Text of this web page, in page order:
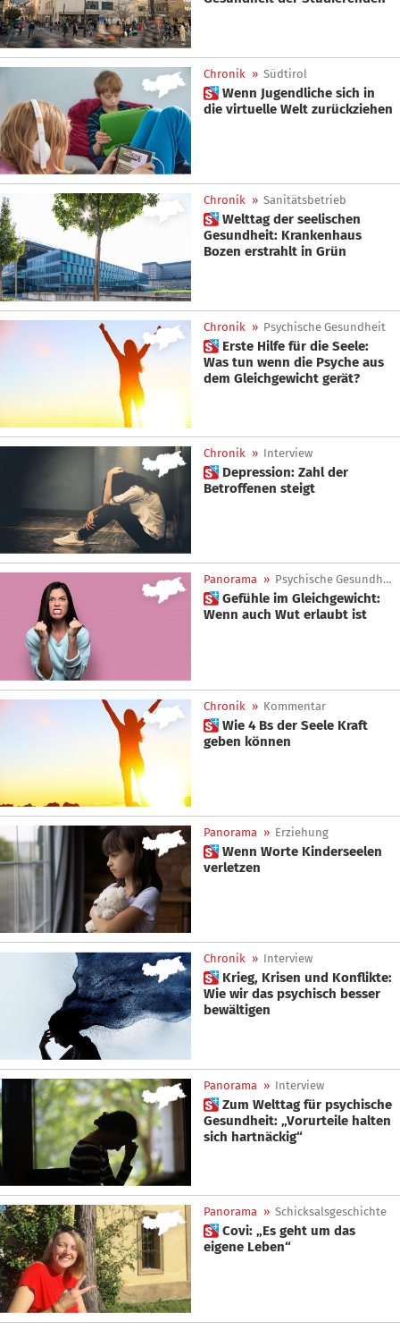
Chronik » Südtirol
 Wenn Jugendliche sich in
die virtuelle Welt zurückziehen
Chronik » Sanitätsbetrieb
 Welttag der seelischen
Gesundheit: Krankenhaus
Bozen erstrahlt in Grün
Chronik » Psychische Gesundheit
 Erste Hilfe für die Seele:
Was tun wenn die Psyche aus
dem Gleichgewicht gerät?
Chronik » Interview
 Depression: Zahl der
Betroffenen steigt
Panorama » Psychische Gesundheit
 Gefühle im Gleichgewicht:
Wenn auch Wut erlaubt ist
Chronik » Kommentar
 Wie 4 Bs der Seele Kraft
geben können
Panorama » Erziehung
 Wenn Worte Kinderseelen
verletzen
Chronik » Interview
 Krieg, Krisen und Konflikte:
Wie wir das psychisch besser
bewältigen
Panorama » Interview
 Zum Welttag für psychische
Gesundheit: „Vorurteile halten
sich hartnäckig“
Panorama » Schicksalsgeschichte
 Covi: „Es geht um das
eigene Leben“